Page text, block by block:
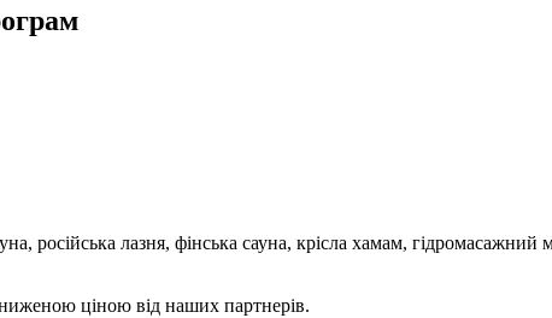
російська лазня, фінська сауна, крісла хамам,
ціною від наших партнерів.